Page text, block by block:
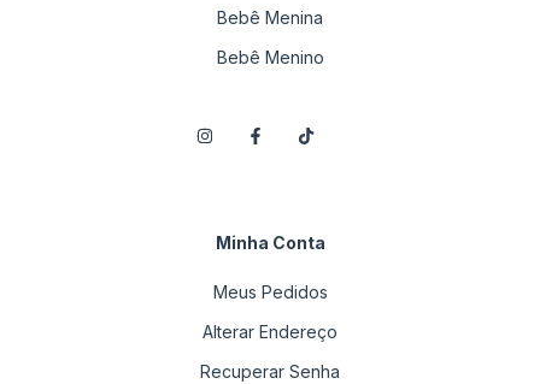
Bebê Menina
Bebê Menino
Minha Conta
Meus Pedidos
Alterar Endereço
Recuperar Senha